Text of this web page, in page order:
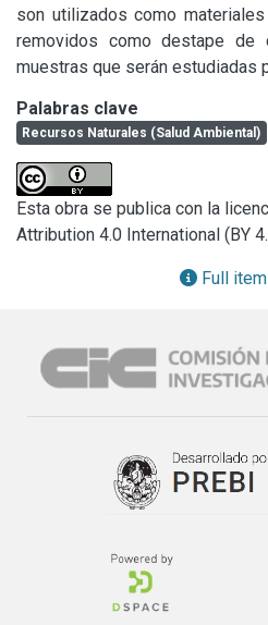
son utilizados como
removidos como destape de
muestras que serán estudiadas
Palabras clave
Recursos Naturales (Salud Ambiental)
Esta obra se publica con la
Attribution 4.0 International (BY
Full